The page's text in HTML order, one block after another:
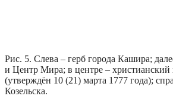
Рис. 5. Слева – герб города Кашира;
и Центр Мира; в центре – христианский
(утверждён 10 (21) марта 1777 года);
Козельска.